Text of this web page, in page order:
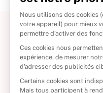
À propos
Politique de retour
Reprendre vos livres